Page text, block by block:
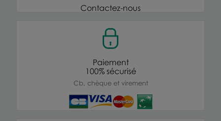
Contactez-nous
Paiement
100% sécurisé
Cb, chèque et virement